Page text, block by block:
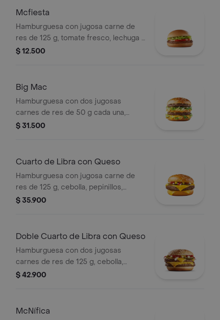
Mcfiesta
Hamburguesa con jugosa carne de
res de 125 g, tomate fresco, lechuga y
salsa de tomate, en pan suave sin
$ 12.500
Big Mac
Hamburguesa con dos jugosas
carnes de res de 50 g cada una,
cebolla, lechuga fresca, pepinillos,
Mac™, en pan dorado con ajonjolí.
$ 31.500
Cuarto de Libra con Queso
Hamburguesa con jugosa carne de
res de 125 g, cebolla, pepinillos,
queso cheddar cremoso, salsa de
$ 35.900
Doble Cuarto de Libra con Queso
Hamburguesa con dos jugosas
carnes de res de 125 g, cebolla,
pepinillos, doble queso cheddar
$ 42.900
McNífica